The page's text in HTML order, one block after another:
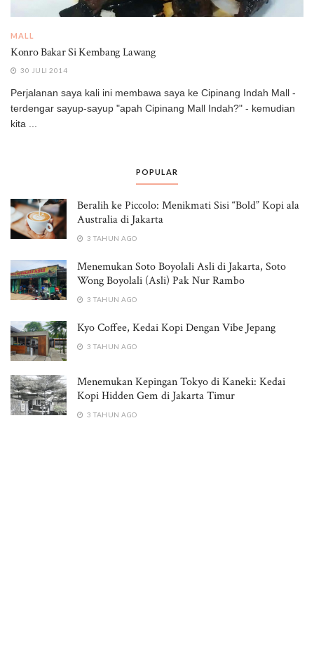
MALL
Konro Bakar Si Kembang Lawang
30 JULI 2014
Perjalanan saya kali ini membawa saya ke Cipinang Indah Mall -
terdengar sayup-sayup "apah Cipinang Mall Indah?" - kemudian
kita ...
POPULAR
Beralih ke Piccolo: Menikmati Sisi “Bold” Kopi ala
Australia di Jakarta
3 TAHUN AGO
Menemukan Soto Boyolali Asli di Jakarta, Soto
Wong Boyolali (Asli) Pak Nur Rambo
3 TAHUN AGO
Kyo Coffee, Kedai Kopi Dengan Vibe Jepang
3 TAHUN AGO
Menemukan Kepingan Tokyo di Kaneki: Kedai
Kopi Hidden Gem di Jakarta Timur
3 TAHUN AGO